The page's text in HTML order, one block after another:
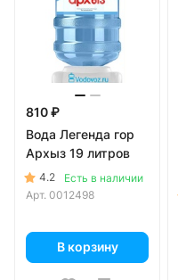
810 ₽
Вода Легенда гор
Архыз 19 литров
4.2
Есть в наличии
Арт. 0012498
В корзину